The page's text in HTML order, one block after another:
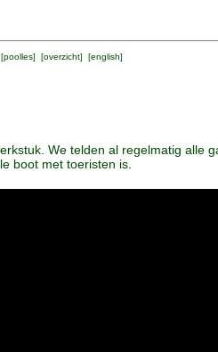
poolles] [overzicht] [english]
We telden al regelmatig alle
boot met toeristen is.